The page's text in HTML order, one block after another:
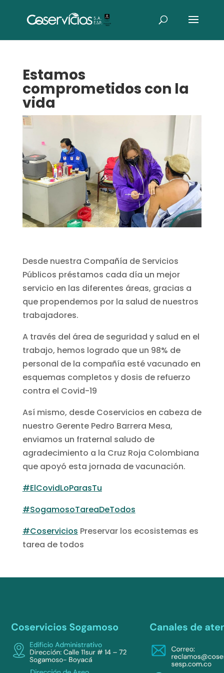
Estamos
comprometidos con la
vida
Desde nuestra Compañía de Servicios
Públicos préstamos cada día un mejor
servicio en las diferentes áreas, gracias a
que propendemos por la salud de nuestros
trabajadores.
A través del área de seguridad y salud en el
trabajo, hemos logrado que un 98% de
personal de la compañía esté vacunado en
esquemas completos y dosis de refuerzo
contra el Covid-19
Así mismo, desde Coservicios en cabeza de
nuestro Gerente Pedro Barrera Mesa,
enviamos un fraternal saludo de
agradecimiento a la Cruz Roja Colombiana
que apoyó esta jornada de vacunación.
#ElCovidLoParasTu
#SogamosoTareaDeTodos
#Coservicios Preservar los ecosistemas es
tarea de todos